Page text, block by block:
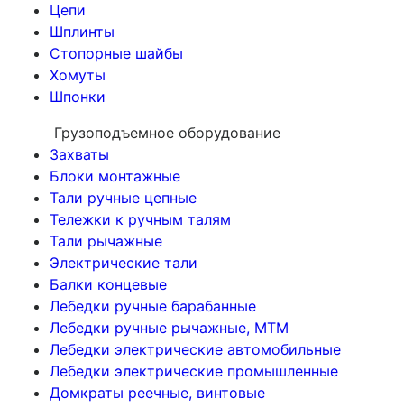
Цепи
Шплинты
Стопорные шайбы
Хомуты
Шпонки
Грузоподъемное оборудование
Захваты
Блоки монтажные
Тали ручные цепные
Тележки к ручным талям
Тали рычажные
Электрические тали
Балки концевые
Лебедки ручные барабанные
Лебедки ручные рычажные, МТМ
Лебедки электрические автомобильные
Лебедки электрические промышленные
Домкраты реечные, винтовые